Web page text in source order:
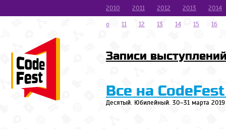
2010 2011 2012 2013
2014
o
11 12 13 14 15 16
Записи
Все на
Десятый. Юбилейный. 30–31 марта 2019